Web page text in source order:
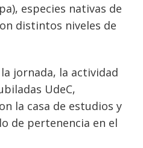
especies nativas de
distintos niveles de
jornada, la actividad
UdeC,
la casa de estudios y
de pertenencia en el